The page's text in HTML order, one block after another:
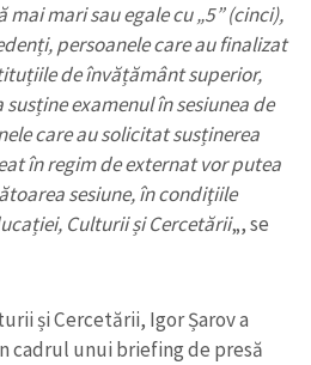
mai mari sau egale cu „5” (cinci),
persoanele care au finalizat
de învățământ superior,
examenul în sesiunea de
care au solicitat susținerea
în regim de externat vor putea
sesiune, în condiţiile
Culturii și Cercetării„, se
și Cercetării, Igor Șarov a
cadrul unui briefing de presă